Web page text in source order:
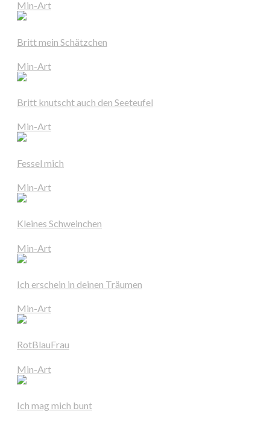
Min-Art
Britt mein Schätzchen
Min-Art
Britt knutscht auch den Seeteufel
Min-Art
Fessel mich
Min-Art
Kleines Schweinchen
Min-Art
Ich erschein in deinen Träumen
Min-Art
RotBlauFrau
Min-Art
Ich mag mich bunt